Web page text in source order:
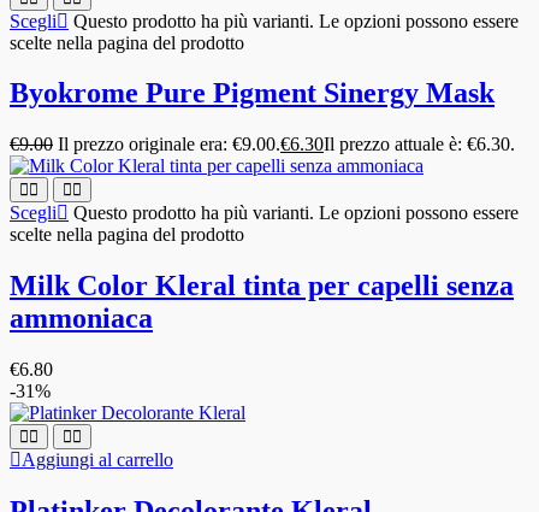
Scegli
Questo prodotto ha più varianti. Le opzioni possono essere
scelte nella pagina del prodotto
Byokrome Pure Pigment Sinergy Mask
€9.00 Il prezzo originale era: €9.00.€6.30Il prezzo attuale è: €6.30.
Scegli
Questo prodotto ha più varianti. Le opzioni possono essere
scelte nella pagina del prodotto
Milk Color Kleral tinta per capelli senza
ammoniaca
€6.80
-31%
Aggiungi al carrello